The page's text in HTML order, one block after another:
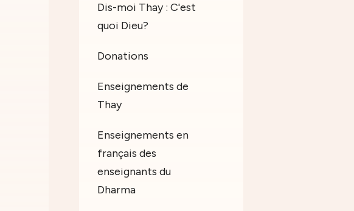
Dis-moi Thay : C'est
quoi Dieu?
Donations
Enseignements de
Thay
Enseignements en
français des
enseignants du
Dharma